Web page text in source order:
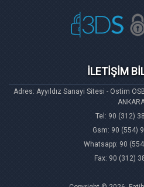
İLETİŞİM
Adres: Ayyıldız Sanayi Sitesi - Ostim
Tel: 90 (312)
Gsm: 90 (554)
Whatsapp: 90
Fax: 90 (312)